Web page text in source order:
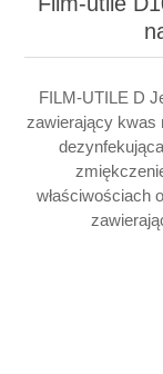
FILM-UTILE D
zawierający kwas
właściwościach